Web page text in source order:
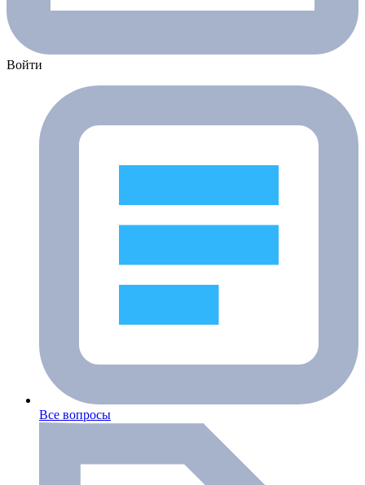
Войти
Все вопросы